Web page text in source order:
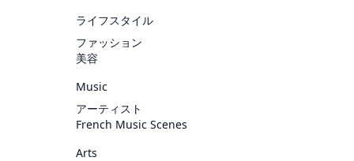
ライフスタイル
ファッション
美容
Music
アーティスト
French Music Scenes
Arts